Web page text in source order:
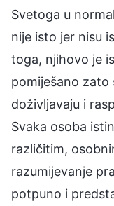
Svetoga u
nije isto jer nisu
toga, njihovo je
pomiješano zato
doživljavaju i
Svaka osoba
različitim,
razumijevanje
potpuno i